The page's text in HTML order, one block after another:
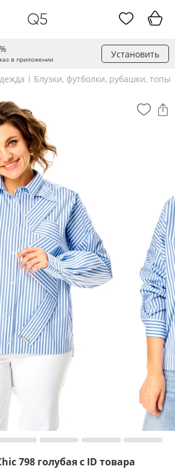
в приложении Установить
Блузки, футболки, рубашки, топы
798 голубая с ID товара